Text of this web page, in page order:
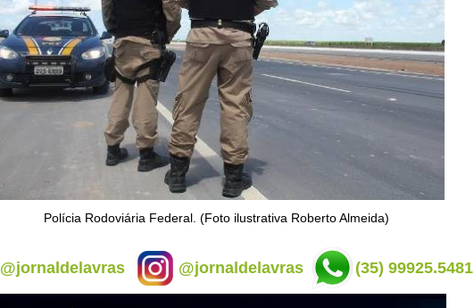
Polícia Rodoviária Federal. (Foto ilustrativa Roberto Almeida)
@jornaldelavras @jornaldelavras (35) 99925.5481